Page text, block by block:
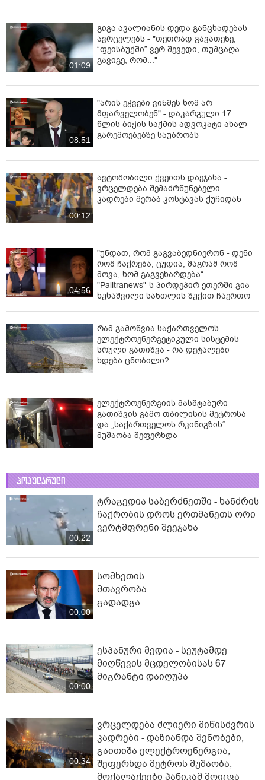
01:09
გიგა ავალიანის დედა განცხადებას
ავრცელებს - "თეთრად გავათენე,
“ფეისბუქში” ვერ შევედი, თუმცაღა
გავიგე, რომ..."
08:51
"არის ეჭვები ვინმეს ხომ არ
მფარველობენ" - დაკარგული 17
წლის ბიჭის საქმის ადვოკატი ახალ
გარემოებებზე საუბრობს
00:12
ავტომობილი ქვეითს დაეჯახა -
ვრცელდება შემაძრწუნებელი
კადრები მერაბ კოსტავას ქუჩიდან
04:56
"უნდათ, რომ გაგვაბედნიერონ - დენი
რომ ჩაქრება, ცუდია, მაგრამ რომ
მოვა, ხომ გაგვეხარდება“ -
"Palitranews"-ს პირდეპირ ეთერში გია
ხუხაშვილი სანთლის შუქით ჩაერთო
რამ გამოწვია საქართველოს
ელექტროენერგეტიკული სისტემის
სრული გათიშვა - რა დეტალები
ხდება ცნობილი?
ელექტროენერგიის მასშტაბური
გათიშვის გამო თბილისის მეტროსა
და „საქართველოს რკინიგზის“
მუშაობა შეფერხდა
პოპულარული
00:22
ტრაგედია საბერძნეთში - ხანძრის
ჩაქრობის დროს ერთმანეთს ორი
ვერტმფრენი შეეჯახა
00:00
სომხეთის
მთავრობა
გადადგა
00:00
ესპანური მედია - სეუტამდე
მიღწევის მცდელობისას 67
მიგრანტი დაიღუპა
00:34
ვრცელდება ძლიერი მიწისძვრის
კადრები - დაზიანდა შენობები,
გაითიშა ელექტროენერგია,
შეფერხდა მეტროს მუშაობა,
მოქალაქეები პანიკამ მოიცვა